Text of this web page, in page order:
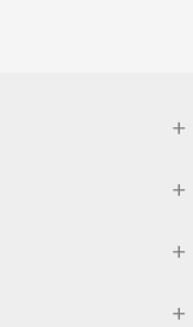
+
+
+
+